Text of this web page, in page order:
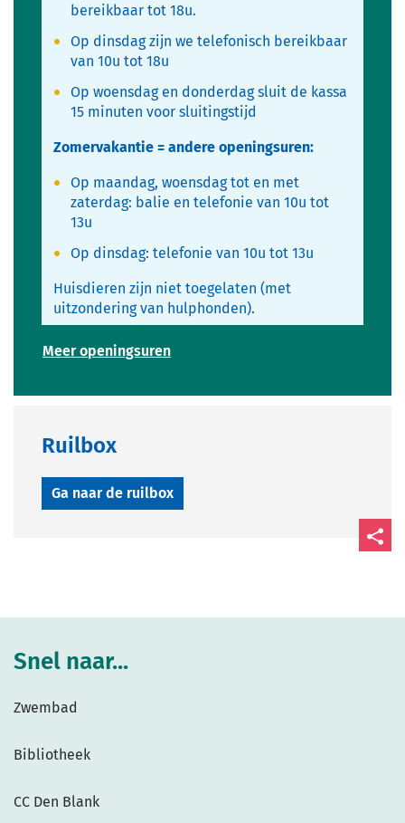
bereikbaar tot 18u.
Op dinsdag zijn we telefonisch bereikbaar
van 10u tot 18u
Op woensdag en donderdag sluit de kassa
15 minuten voor sluitingstijd
Zomervakantie = andere openingsuren:
Op maandag, woensdag tot en met
zaterdag: balie en telefonie van 10u tot
13u
Op dinsdag: telefonie van 10u tot 13u
Huisdieren zijn niet toegelaten (met
uitzondering van hulphonden).
Meer openingsurenInfopunt
Ruilbox
Ga naar de ruilbox
Snel naar...
Zwembad
Bibliotheek
CC Den Blank